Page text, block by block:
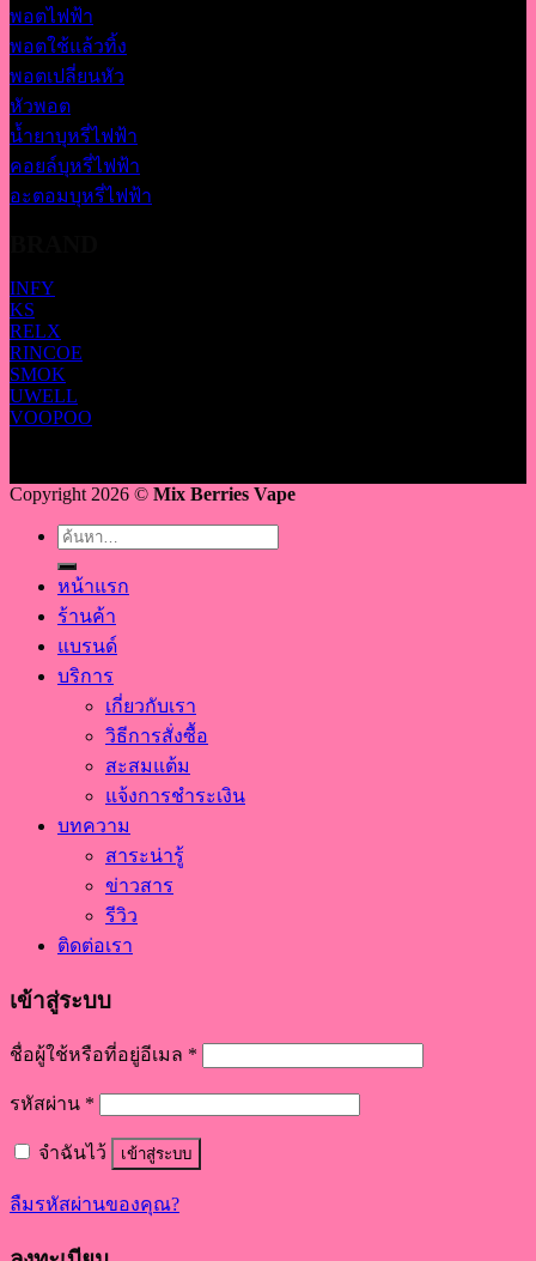
พอตไฟฟ้า
พอตใช้แล้วทิ้ง
พอตเปลี่ยนหัว
หัวพอต
น้ำยาบุหรี่ไฟฟ้า
คอยล์บุหรี่ไฟฟ้า
อะตอมบุหรี่ไฟฟ้า
INFY
KS
RELX
RINCOE
SMOK
UWELL
VOOPOO
Copyright 2026 © Mix Berries Vape
ค้นหา:
หน้าแรก
ร้านค้า
แบรนด์
บริการ
เกี่ยวกับเรา
วิธีการสั่งซื้อ
สะสมแต้ม
แจ้งการชำระเงิน
บทความ
สาระน่ารู้
ข่าวสาร
รีวิว
ติดต่อเรา
เข้าสู่ระบบ
ชื่อผู้ใช้หรือที่อยู่อีเมล *
รหัสผ่าน *
จำฉันไว้ เข้าสู่ระบบ
ลืมรหัสผ่านของคุณ?